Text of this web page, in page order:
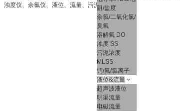
阻/盐度
余氯/二氧化氯/
臭氧
溶解氧 DO
浊度 SS
污泥浓度
MLSS
钙/氟/氯离子
液位&流量
超声波液位
明渠流量
电磁流量
浊度仪、余氯仪、液位、流量、污泥浓度等仪表